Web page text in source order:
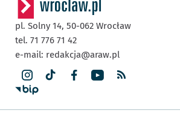
pl. Solny 14, 50-062 Wrocław
tel. 71 776 71 42
e-mail: redakcja@araw.pl